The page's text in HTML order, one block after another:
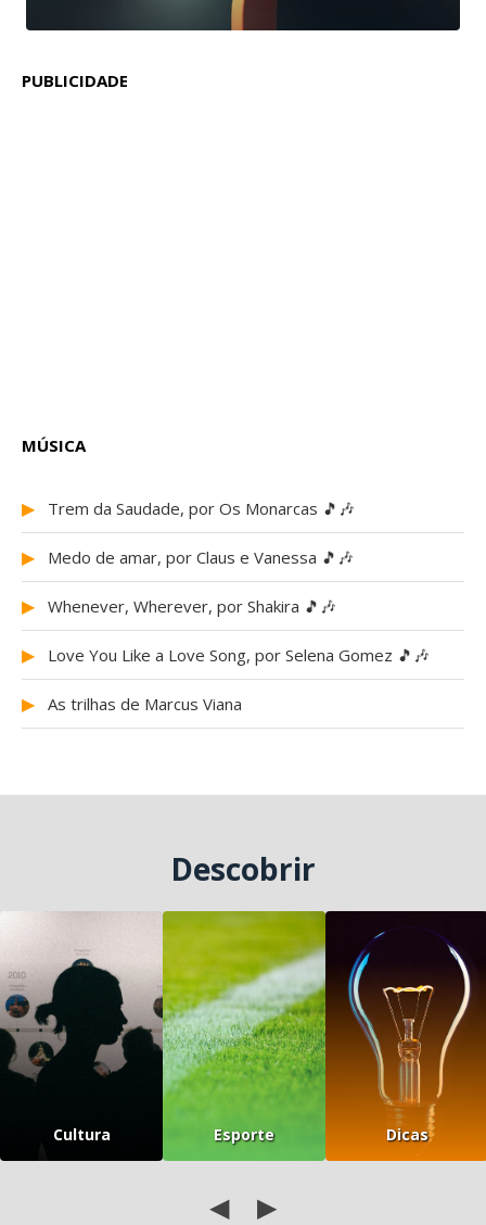
PUBLICIDADE
MÚSICA
▶ Trem da Saudade, por Os Monarcas 🎵🎶
▶ Medo de amar, por Claus e Vanessa 🎵🎶
▶ Whenever, Wherever, por Shakira 🎵🎶
▶ Love You Like a Love Song, por Selena Gomez 🎵🎶
▶ As trilhas de Marcus Viana
Descobrir
Cultura Esporte Dicas
◀ ▶